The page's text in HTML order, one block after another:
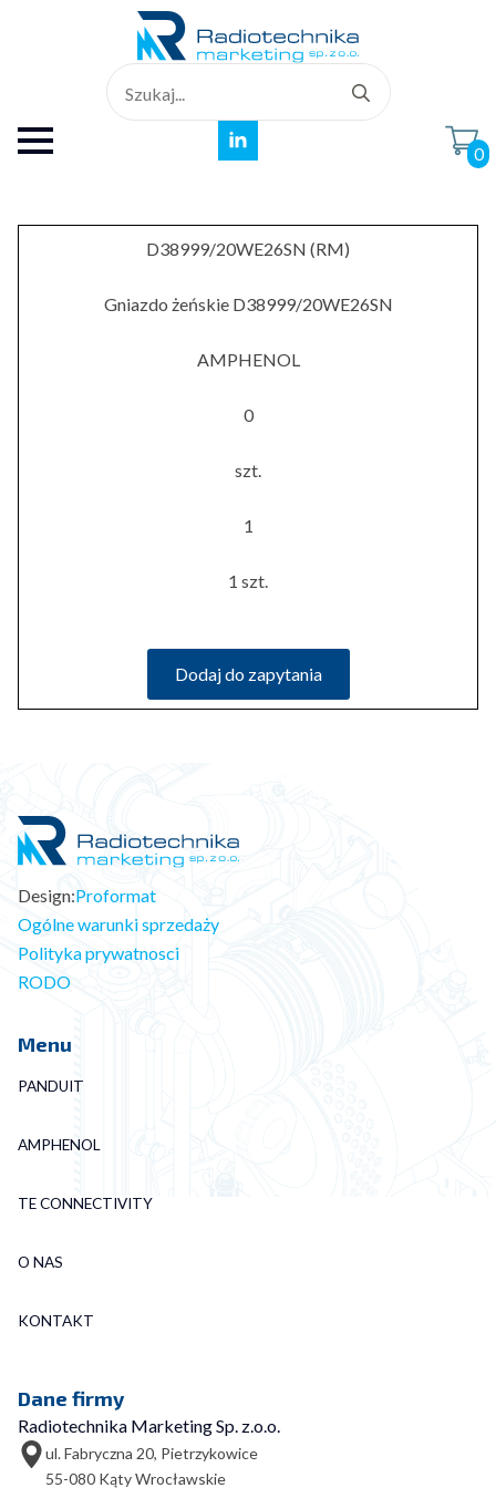
for:
0
D38999/20WE26SN (RM)
Gniazdo żeńskie D38999/20WE26SN
AMPHENOL
0
szt.
1
1 szt.
Dodaj do zapytania
Design:Proformat
Ogólne warunki sprzedaży
Polityka prywatnosci
RODO
Menu
PANDUIT
AMPHENOL
TE CONNECTIVITY
O NAS
KONTAKT
Dane firmy
Radiotechnika Marketing Sp. z.o.o.
ul. Fabryczna 20, Pietrzykowice
55-080 Kąty Wrocławskie